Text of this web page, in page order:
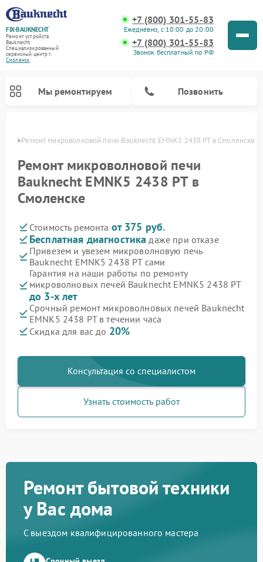
FIX-BAUKNECHT
Ремонт устройств
Bauknecht
Специализированный
cервисный центр г.
Смоленск
+7 (800) 301-55-83
Ежедневно, с 10:00 до 20:00
+7 (800) 301-55-83
Звонок бесплатный по РФ
Мы ремонтируем Позвонить
Ремонт микроволновой печи Bauknecht EMNK5 2438 PT в Смоленске
Ремонт микроволновой печи
Bauknecht EMNK5 2438 PT в
Смоленске
Стоимость ремонта от 375 руб.
Бесплатная диагностика даже при отказе
Привезем и увезем микроволновую печь
Bauknecht EMNK5 2438 PT сами
Гарантия на наши работы по ремонту
микроволновых печей Bauknecht EMNK5 2438 PT
до 3-х лет
Срочный ремонт микроволновых печей Bauknecht
EMNK5 2438 PT в течении часа
Скидка для вас до 20%
Консультация со специалистом
Узнать стоимость работ
Ремонт бытовой техники
у Вас дома
С выездом квалифицированного мастера